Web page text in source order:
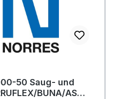
50 Saug- und
BUNA/AS